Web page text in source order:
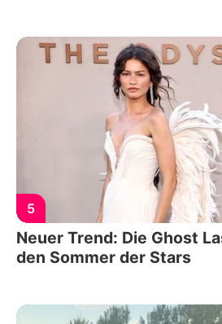
5
Neuer Trend: Die Ghost
den Sommer der Stars